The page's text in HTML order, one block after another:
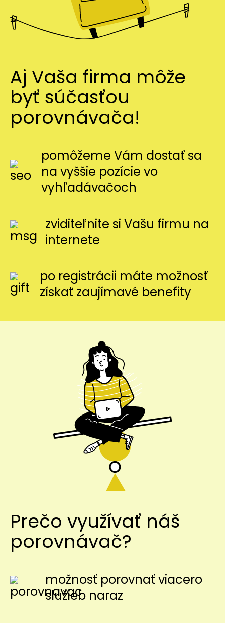
Aj Vaša firma môže
byť súčasťou
porovnávača!
pomôžeme Vám dostať sa
na vyššie pozície vo
vyhľadávačoch
zviditeľnite si Vašu firmu na
internete
po registrácii máte možnosť
získať zaujímavé benefity
Prečo využívať náš
porovnávač?
možnosť porovnať viacero
služieb naraz